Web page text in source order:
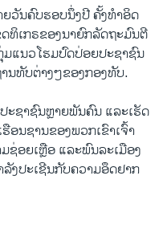
ວັນຄົບຮອບນຶ່ງປີ ຄັ້ງທຳອິດ
ທິເກຣຂອງນາຍົກລັດຖະມົນຕີ
ມແນວໂຮມປົດປ່ອຍປະຊາຊົນ
ນທັບຕ່າງໆຂອງກອງທັບ.
ະຊາຊົນຫຼາຍພັນຄົນ ແລະເຮັດ
ອນຊານຂອງພວກເຂົາເຈົ້າ
ຊ່ອຍເຫຼືອ ແລະພົນລະເມືອງ
ງປະເຊີນກັບຄວາມອຶດຢາກ